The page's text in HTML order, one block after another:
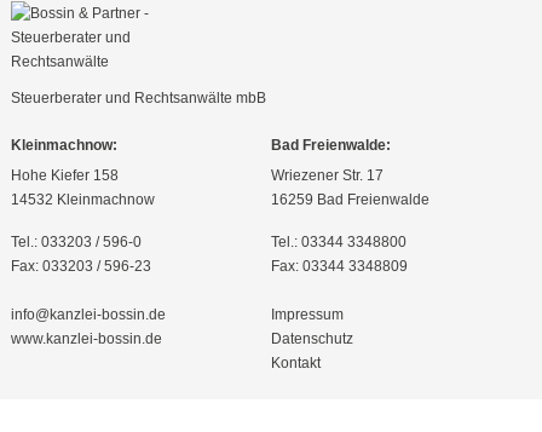
Steuerberater und Rechtsanwälte mbB
Kleinmachnow:
Hohe Kiefer 158
14532 Kleinmachnow
Tel.: 033203 / 596-0
Fax: 033203 / 596-23
Bad Freienwalde:
Wriezener Str. 17
16259 Bad Freienwalde
Tel.: 03344 3348800
Fax: 03344 3348809
info@kanzlei-bossin.de
www.kanzlei-bossin.de
Impressum
Datenschutz
Kontakt